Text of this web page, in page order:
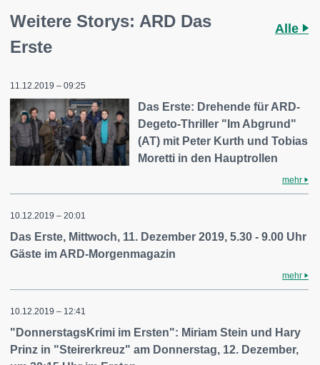
Weitere Storys: ARD Das
Erste
Alle
11.12.2019 – 09:25
Das Erste: Drehende für ARD-
Degeto-Thriller "Im Abgrund"
(AT) mit Peter Kurth und Tobias
Moretti in den Hauptrollen
mehr
10.12.2019 – 20:01
Das Erste, Mittwoch, 11. Dezember 2019, 5.30 - 9.00 Uhr
Gäste im ARD-Morgenmagazin
mehr
10.12.2019 – 12:41
"DonnerstagsKrimi im Ersten": Miriam Stein und Hary
Prinz in "Steirerkreuz" am Donnerstag, 12. Dezember,